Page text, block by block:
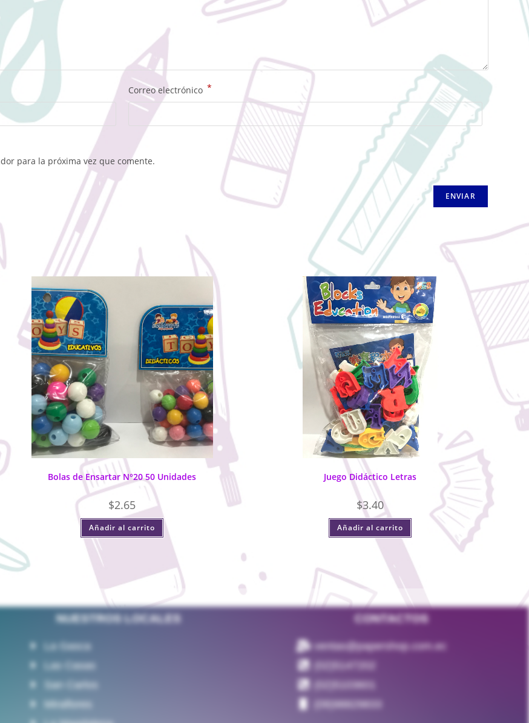
Correo electrónico *
para la próxima vez que comente.
Bolas de Ensartar N°20 50 Unidades
$2.65
Añadir al carrito
Juego Didáctico Letras
$3.40
Añadir al carrito
NUESTROS LOCALES
La Gasca
Las Casas
San Carlos
Miraflores
CONTACTOS
ventas@papershop.com.ec
(02)5147202
(02)5103601
(09)98829833